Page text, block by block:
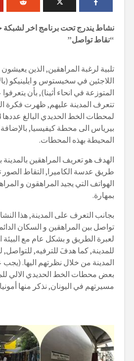
نشاط يندرج تحت برنامج اخر لشبكة
“نقاط تواصل”
تلبية لرغبة المراهقين, الذين
اللاجئين في سخيستوس و ايلينيكو
المتوزعة في انحاء أثينا), بأن
تتعرف المدينة عليهم, ظهرت فكرة
بيرياس الى محطة كيفيسيا,
المحيطة بهذه المحطات.
الهدف هو تعريف المراهقين
طريق عدسة الكاميرا, التقاط
الهواتف التي يجيد المراهقون و
بمهارة.
بجانب التعرف على المدينة, هذا
تواصل بين المراهقين و السكان
لعبرة الطريق و بشكل عام مع البيئة
للمدينة, كما هدفَ للترفيه, للتواصل,
المدينة من خلال نظرتهم اليها. (يجب
بعض محطات الخط الحديدي الالي
مسيرتهم في اليونان, نذكر منها